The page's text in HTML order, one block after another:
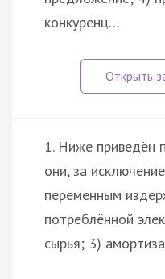
конкуренц…
1. Ниже приведён
они, за
переменным
потреблённой
сырья; 3)